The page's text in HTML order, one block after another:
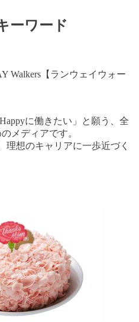
ーワード
に働きたい」と願う、全
メディアです。
理想のキャリアに一歩近づく